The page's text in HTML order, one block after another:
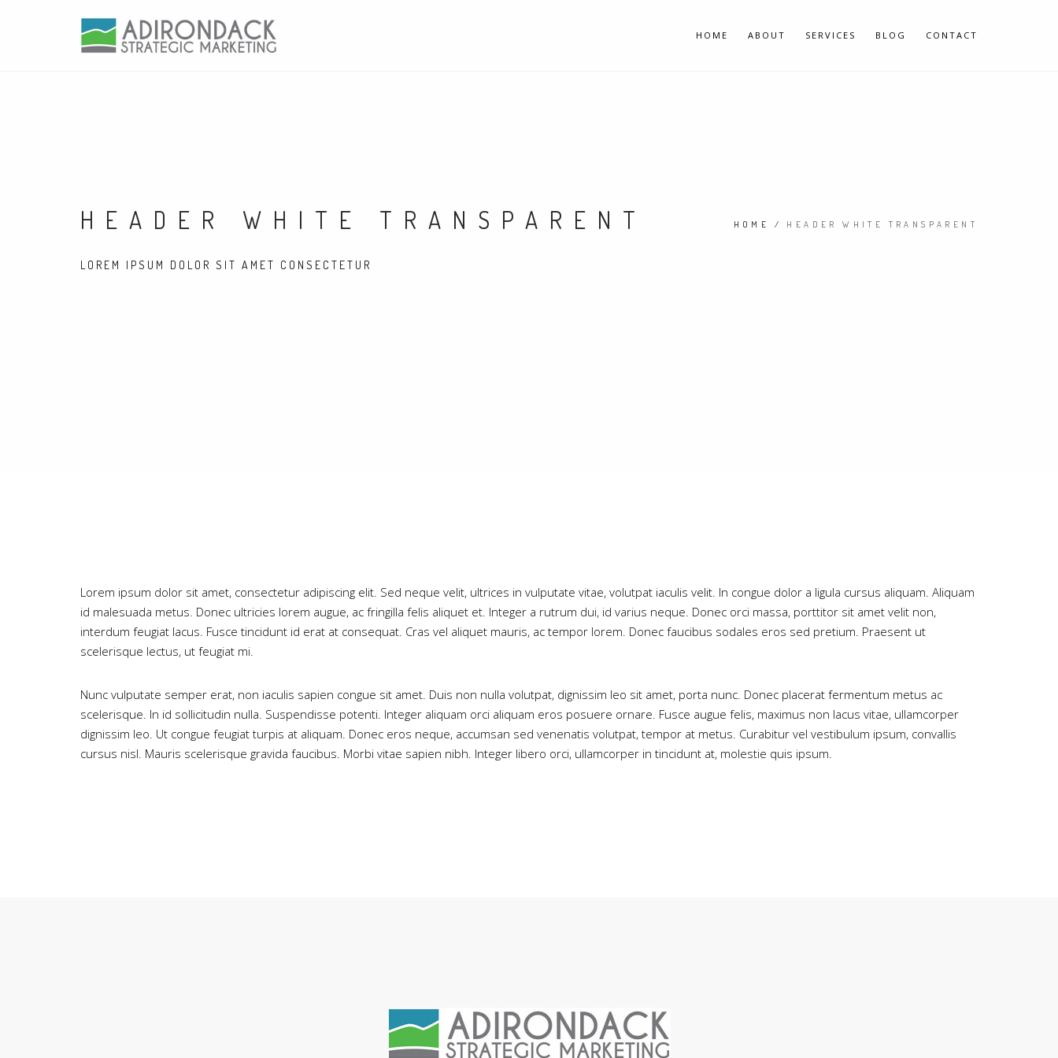
HOME ABOUT SERVICES BLOG CONTACT
HEADER WHITE TRANSPARENT
LOREM IPSUM DOLOR SIT AMET CONSECTETUR
HOME / HEADER WHITE TRANSPARENT
Lorem ipsum dolor sit amet, consectetur adipiscing elit. Sed neque velit, ultrices in vulputate vitae, volutpat iaculis velit. In congue dolor a ligula cursus aliquam. Aliquam
id malesuada metus. Donec ultricies lorem augue, ac fringilla felis aliquet et. Integer a rutrum dui, id varius neque. Donec orci massa, porttitor sit amet velit non,
interdum feugiat lacus. Fusce tincidunt id erat at consequat. Cras vel aliquet mauris, ac tempor lorem. Donec faucibus sodales eros sed pretium. Praesent ut
scelerisque lectus, ut feugiat mi.
Nunc vulputate semper erat, non iaculis sapien congue sit amet. Duis non nulla volutpat, dignissim leo sit amet, porta nunc. Donec placerat fermentum metus ac
scelerisque. In id sollicitudin nulla. Suspendisse potenti. Integer aliquam orci aliquam eros posuere ornare. Fusce augue felis, maximus non lacus vitae, ullamcorper
dignissim leo. Ut congue feugiat turpis at aliquam. Donec eros neque, accumsan sed venenatis volutpat, tempor at metus. Curabitur vel vestibulum ipsum, convallis
cursus nisl. Mauris scelerisque gravida faucibus. Morbi vitae sapien nibh. Integer libero orci, ullamcorper in tincidunt at, molestie quis ipsum.